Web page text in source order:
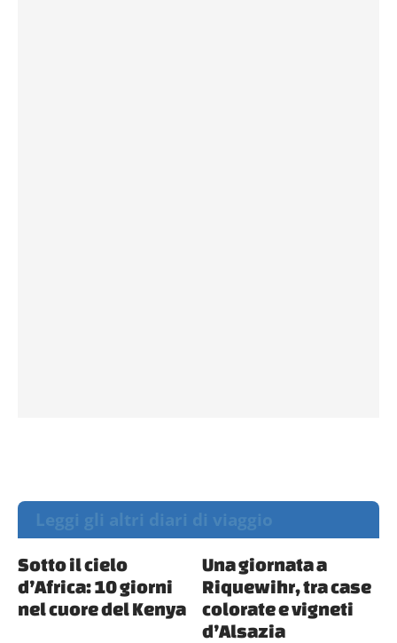
Leggi gli altri diari di viaggio
Sotto il cielo
d’Africa: 10 giorni
nel cuore del Kenya
Una giornata a
Riquewihr, tra case
colorate e vigneti
d’Alsazia